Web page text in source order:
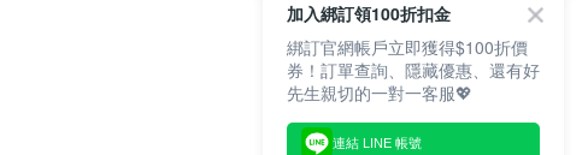
加入綁訂領100折扣金
綁訂官網帳戶立即獲得$100折價
券！訂單查詢、隱藏優惠、還有好
先生親切的一對一客服💖
連結 LINE 帳號